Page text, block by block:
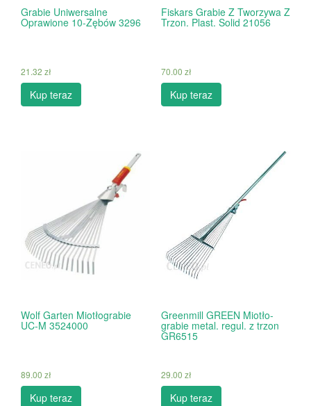
Grabie Uniwersalne
Oprawione 10-Zębów 3296
21.32 zł
Kup teraz
Fiskars Grabie Z Tworzywa Z
Trzon. Plast. Solid 21056
70.00 zł
Kup teraz
Wolf Garten Miotłograbie
UC-M 3524000
89.00 zł
Kup teraz
Greenmill GREEN Miotło-
grabie metal. regul. z trzon
GR6515
29.00 zł
Kup teraz